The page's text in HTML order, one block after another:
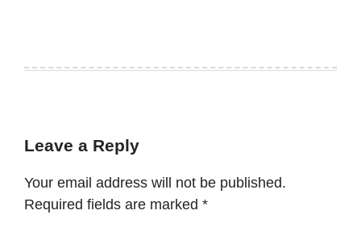
Leave a Reply
Your email address will not be published.
Required fields are marked *